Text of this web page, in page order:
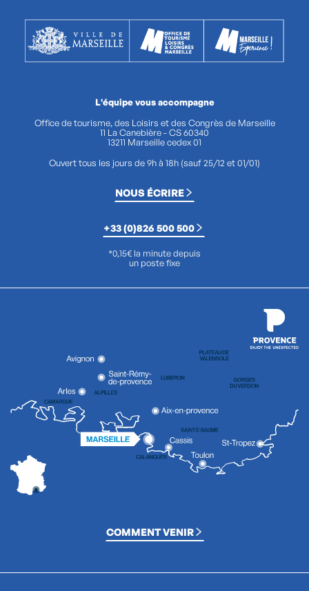
L'équipe vous accompagne
Office de tourisme, des Loisirs et des Congrès de Marseille
11 La Canebière - CS 60340
13211 Marseille cedex 01
Ouvert tous les jours de 9h à 18h (sauf 25/12 et 01/01)
NOUS ÉCRIRE
+33 (0)826 500 500
*0,15€ la minute depuis
un poste fixe
COMMENT VENIR